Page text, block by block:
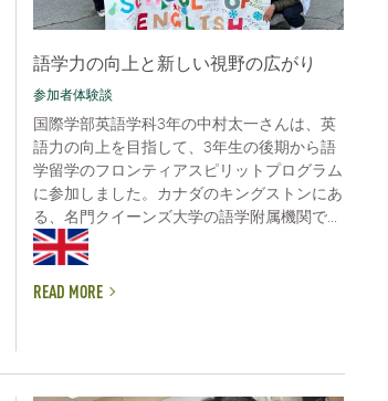
語学力の向上と新しい視野の広がり
参加者体験談
国際学部英語学科3年の中村太一さんは、英
語力の向上を目指して、3年生の後期から語
学留学のフロンティアスピリットプログラム
に参加しました。カナダのキングストンにあ
る、名門クイーンズ大学の語学附属機関で...
READ MORE